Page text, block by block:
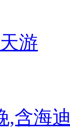
游
,含海